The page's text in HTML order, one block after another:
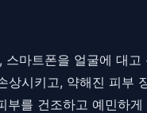
마트폰을 얼굴에 대
시키고, 약해진 피부
를 건조하고 예민하